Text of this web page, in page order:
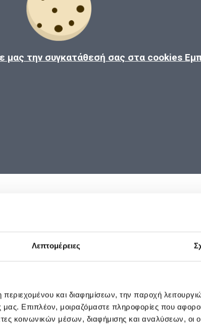
Λεπτομέρειες
και διαφημίσεων, την παροχή
μας. Επιπλέον, μοιραζόμαστε πληροφορίες που
κοινωνικών μέσων, διαφήμισης και αναλύσεων, οι
μας την συγκατάθεσή σας στα cookies